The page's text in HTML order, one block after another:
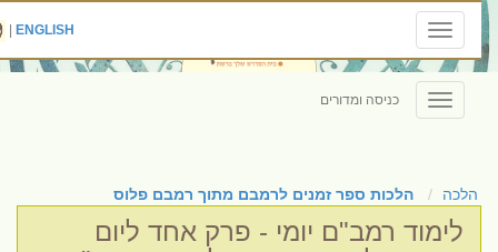
Toggle
navigation
ENGLISH
|
Toggle
navigation
כניסה ומדורים
הלכה הלכות ספר זמנים לרמבם מתוך רמבם פלוס
לימוד רמב"ם יומי - פרק אחד ליום